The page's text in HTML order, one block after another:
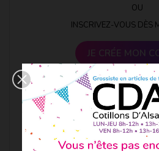
OU
INSCRIVEZ-VOUS DÈS
JE CRÉE MON